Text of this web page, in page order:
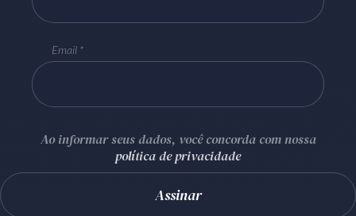
Email
Ao informar seus dados, você concorda com nossa
política de privacidade